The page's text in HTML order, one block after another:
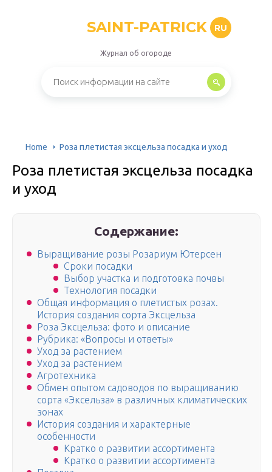
SAINT-PATRICK RU
Журнал об огороде
Home Роза плетистая эксцельза посадка и уход
Роза плетистая эксцельза посадка
и уход
Содержание:
Выращивание розы Розариум Ютерсен
Сроки посадки
Выбор участка и подготовка почвы
Технология посадки
Общая информация о плетистых розах.
История создания сорта Эксцельза
Роза Эксцельза: фото и описание
Рубрика: «Вопросы и ответы»
Уход за растением
Уход за растением
Агротехника
Обмен опытом садоводов по выращиванию
сорта «Эксельза» в различных климатических
зонах
История создания и характерные
особенности
Кратко о развитии ассортимента
Кратко о развитии ассортимента